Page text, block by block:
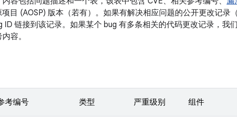
目 (AOSP) 版本（若有）。如果有解决相应问题的公开更改记录
ID 链接到该记录。如果某个 bug 有多条相关的代码更改记录，我
容。
考编号 类型 严重级别 组件